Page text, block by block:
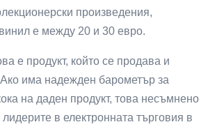
произведения,
е между 20 и 30 евро.
е продукт, който се продава и
има надежден барометър за
на даден продукт, това несъмнено
в електронната търговия в